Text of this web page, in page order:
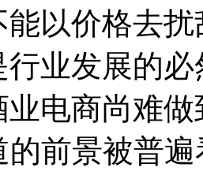
能以价格去
业发展的
业电商尚难做
前景被普遍